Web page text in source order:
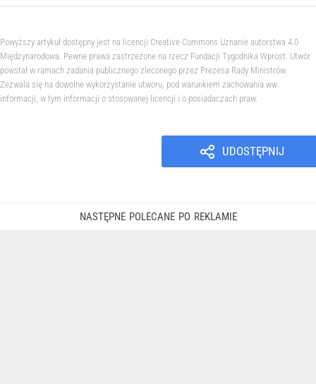
Powyższy artykuł dostępny jest na licencji Creative Commons Uznanie autorstwa 4.0
Międzynarodowa. Pewne prawa zastrzeżone na rzecz Fundacji Tygodnika Wprost. Utwór
powstał w ramach zadania publicznego zleconego przez Prezesa Rady Ministrów.
Zezwala się na dowolne wykorzystanie utworu, pod warunkiem zachowania ww.
informacji, w tym informacji o stosowanej licencji i o posiadaczach praw.
UDOSTĘPNIJ